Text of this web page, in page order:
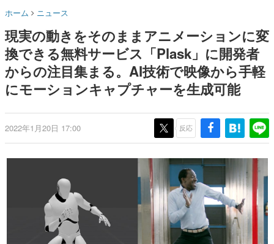
名作ゲームクリエイターの方々に製作時のエピソードをお
きます。
赫本
この物語を解いてはいけない。『赫本』は、〈試験問題〉
の形をした短編ホラー小説集です。
これからのデジタルゲーム市場を担う若きクリエイター達
の姿を追い、彼らのルーツと情熱を探っていきます。
ゲームに多大な影響を受けた作家さんに取材し、ゲームが
日本のコンテンツ産業やカルチャーに与えた影響を探る企
画です。
日本モバイルゲーム産業史
日本のモバイルゲーム史における主要なトピック・タイト
ルを網羅するほか、開発者へのインタビューや識者による
解説を掲載。約20年の歴史が一望できる決定版！
対応しSNSで話題に。『キング
ダム・カム』開発元やチェコの
プロ野球選手から称賛の声
ら8月20日までの期間限定で開
催予定
ホーム ニュース
現実の動きをそのままアニメーションに変
換できる無料サービス「Plask」に開発者
からの注目集まる。AI技術で映像から手軽
にモーションキャプチャーを生成可能
2022年1月20日 17:00 反応